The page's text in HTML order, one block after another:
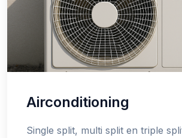
Airconditioning
Single split, multi split en triple